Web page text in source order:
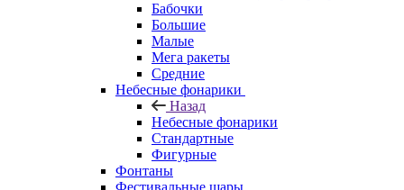
Бабочки
Большие
Малые
Мега ракеты
Средние
Небесные фонарики
Назад
Небесные фонарики
Стандартные
Фигурные
Фонтаны
Фестивальные шары